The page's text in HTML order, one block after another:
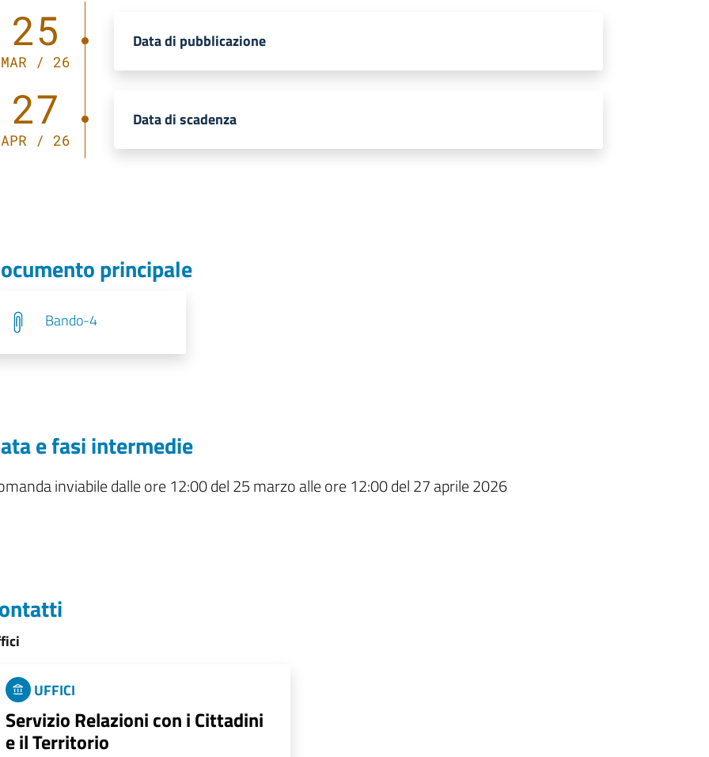
25
MAR / 26
Data di pubblicazione
27
APR / 26
Data di scadenza
principale
Bando-4
e fasi intermedie
inviabile dalle ore 12:00 del 25 marzo alle ore 12:00 del 27 aprile 2026
UFFICI
Servizio Relazioni con i Cittadini
e il Territorio